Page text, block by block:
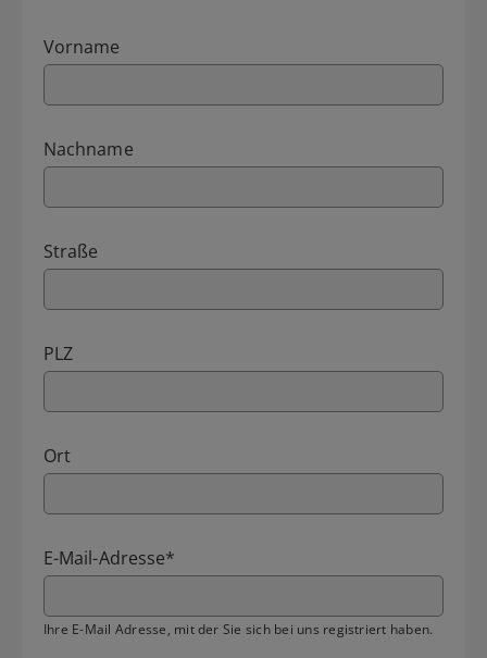
Vorname
Nachname
Straße
PLZ
Ort
E-Mail-Adresse*
Ihre E-Mail Adresse, mit der Sie sich bei uns registriert haben.